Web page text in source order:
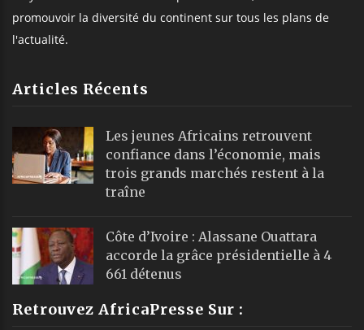
promouvoir la diversité du continent sur tous les plans de
l'actualité.
Articles Récents
Les jeunes Africains retrouvent
confiance dans l’économie, mais
trois grands marchés restent à la
traîne
Côte d’Ivoire : Alassane Ouattara
accorde la grâce présidentielle à 4
661 détenus
Retrouvez AfricaPresse Sur :